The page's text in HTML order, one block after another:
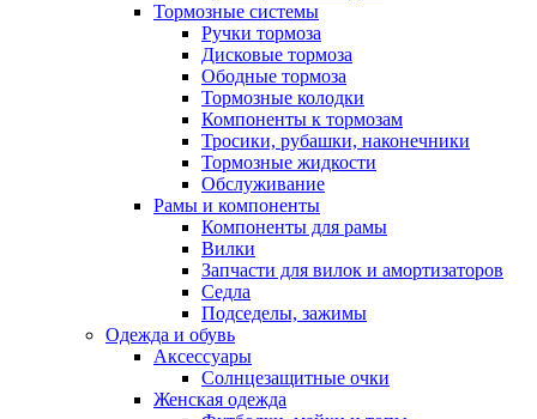
Тормозные системы
Ручки тормоза
Дисковые тормоза
Ободные тормоза
Тормозные колодки
Компоненты к тормозам
Тросики, рубашки, наконечники
Тормозные жидкости
Обслуживание
Рамы и компоненты
Компоненты для рамы
Вилки
Запчасти для вилок и амортизаторов
Седла
Подседелы, зажимы
Одежда и обувь
Аксессуары
Солнцезащитные очки
Женская одежда